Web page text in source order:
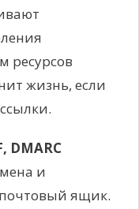
ресурсов
жизнь, если
DMARC
и
почтовый ящик.